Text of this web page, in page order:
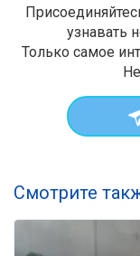
узнавать
Только самое
Смотрите